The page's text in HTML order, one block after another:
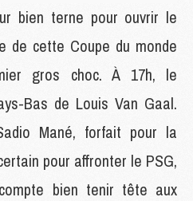
bien terne pour ouvrir le
de cette Coupe du monde
gros choc. À 17h, le
Bas de Louis Van Gaal.
Mané, forfait pour la
pour affronter le PSG,
bien tenir tête aux